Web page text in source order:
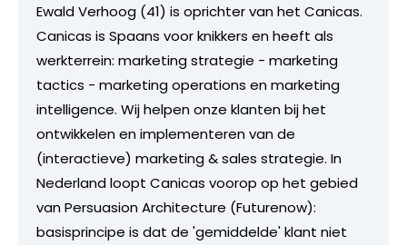
Ewald Verhoog (41) is oprichter van het Canicas.
Canicas is Spaans voor knikkers en heeft als
werkterrein: marketing strategie - marketing
tactics - marketing operations en marketing
intelligence. Wij helpen onze klanten bij het
ontwikkelen en implementeren van de
(interactieve) marketing & sales strategie. In
Nederland loopt Canicas voorop op het gebied
van Persuasion Architecture (Futurenow):
basisprincipe is dat de 'gemiddelde' klant niet